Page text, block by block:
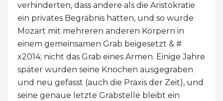
verhinderten, dass andere als die Aristokratie
ein privates Begräbnis hatten, und so wurde
Mozart mit mehreren anderen Körpern in
einem gemeinsamen Grab beigesetzt & #
x2014; nicht das Grab eines Armen. Einige Jahre
später wurden seine Knochen ausgegraben
und neu gefasst (auch die Praxis der Zeit), und
seine genaue letzte Grabstelle bleibt ein